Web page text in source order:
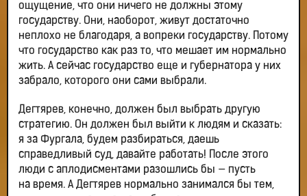
ощущение, что они ничего не должны этому
государству. Они, наоборот, живут достаточно
неплохо не благодаря, а вопреки государству. Потому
что государство как раз то, что мешает им нормально
жить. А сейчас государство еще и губернатора у них
забрало, которого они сами выбрали.
Дегтярев, конечно, должен был выбрать другую
стратегию. Он должен был выйти к людям и сказать:
я за Фургала, будем разбираться, даешь
справедливый суд, давайте работать! После этого
люди с аплодисментами разошлись бы — пусть
на время. А Дегтярев нормально занимался бы тем,